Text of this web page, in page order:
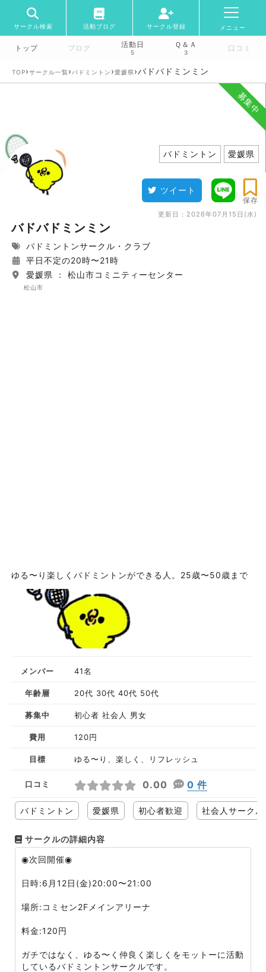
サークル検索 活動ブログ サークル登録 メニュー
トップ ブログ 活動日
5
Ｑ＆Ａ
3 口コミ
TOP›サークル一覧 › バドミントン ›愛媛県›バドバドミンミン
募集中
バドミントン 愛媛県
ツイート
保存
更新日： 2026年07月15日(水)
バドバドミンミン
バドミントンサークル・クラブ
平日不定の20時〜21時
愛媛県 ： 松山市コミニティーセンター
松山市
ゆる〜り楽しくバドミントンができる人。25歳〜50歳まで
メンバー 41名
年齢層 20代 30代 40代 50代
募集中 初心者 社会人 男女
費用 120円
目標 ゆる〜り、楽しく、リフレッシュ
口コミ 0.00 0 件
バドミントン 愛媛県 初心者歓迎 社会人サークル
サークルの詳細内容
◉次回開催◉
日時:6月12日(金)20:00〜21:00
場所:コミセン2Fメインアリーナ
料金:120円
ガチではなく、ゆる〜く仲良く楽しくをモットーに活動
しているバドミントンサークルです。